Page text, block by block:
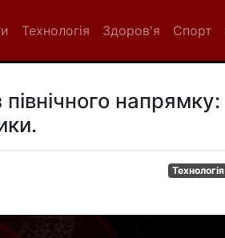
Технологія Здоров'я Спорт
напрямку:
Технологія